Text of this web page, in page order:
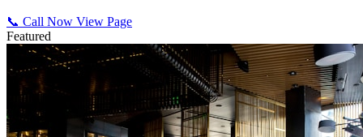
📞 Call Now View Page
Featured